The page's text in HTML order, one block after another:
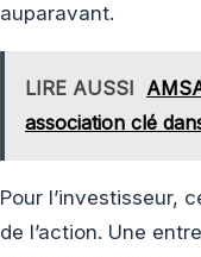
auparavant.
LIRE AUSSI
association clé
Pour l’investisseur,
de l’action. Une